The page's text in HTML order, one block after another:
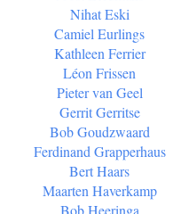
Nihat Eski
Camiel Eurlings
Kathleen Ferrier
Léon Frissen
Pieter van Geel
Gerrit Gerritse
Bob Goudzwaard
Ferdinand Grapperhaus
Bert Haars
Maarten Haverkamp
Bob Heeringa